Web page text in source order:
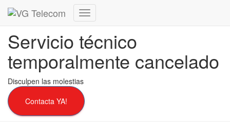
Cambiar
de
navegación
Servicio técnico
temporalmente cancelado
Disculpen las molestias
Contacta YA!